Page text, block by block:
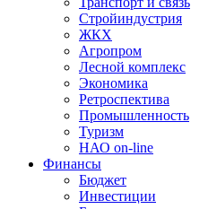
Стройиндустрия
ЖКХ
Агропром
Лесной комплекс
Экономика
Ретроспектива
Промышленность
Туризм
НАО on-line
Финансы
Бюджет
Инвестиции